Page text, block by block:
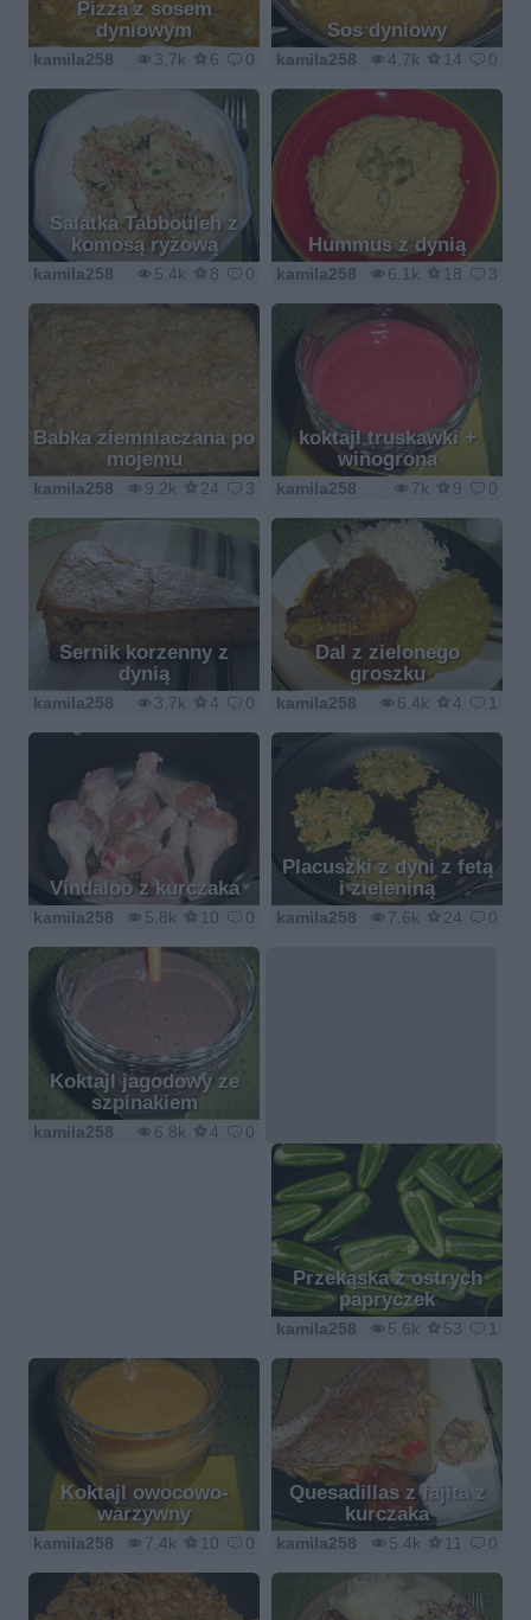
Pizza z sosem
dyniowym
3.7k 6 0
kamila258
Sos dyniowy
4.7k 14 0
kamila258
Salatka Tabbouleh z
komosą ryżową
5.4k 8 0
kamila258
Hummus z dynią
6.1k 18 3
kamila258
Babka ziemniaczana po
mojemu
9.2k 24 3
kamila258
koktajl truskawki +
winogrona
7k 9 0
kamila258
Sernik korzenny z
dynią
3.7k 4 0
kamila258
Dal z zielonego
groszku
6.4k 4 1
kamila258
Vindaloo z kurczaka
5.8k 10 0
kamila258
Placuszki z dyni z fetą
i zieleniną
7.6k 24 0
kamila258
Koktajl jagodowy ze
szpinakiem
6.8k 4 0
kamila258
Przekąska z ostrych
papryczek
5.6k 53 1
kamila258
Koktajl owocowo-
warzywny
7.4k 10 0
kamila258
Quesadillas z fajita z
kurczaka
5.4k 11 0
kamila258